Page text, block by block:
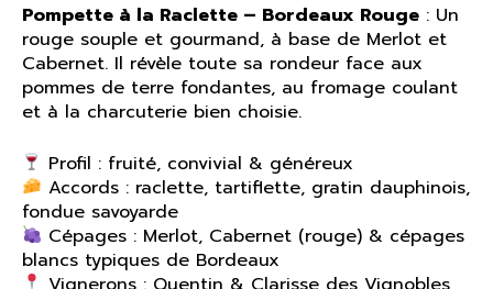
Pompette à la Raclette – Bordeaux Rouge : Un
rouge souple et gourmand, à base de Merlot et
Cabernet. Il révèle toute sa rondeur face aux
pommes de terre fondantes, au fromage coulant
et à la charcuterie bien choisie.
Profil : fruité, convivial & généreux
Accords : raclette, tartiflette, gratin dauphinois,
fondue savoyarde
Cépages : Merlot, Cabernet (rouge) & cépages
blancs typiques de Bordeaux